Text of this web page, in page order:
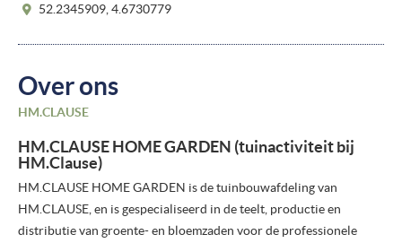
52.2345909, 4.6730779
Over ons
HM.CLAUSE
HM.CLAUSE HOME GARDEN (tuinactiviteit bij
HM.Clause)
HM.CLAUSE HOME GARDEN is de tuinbouwafdeling van
HM.CLAUSE, en is gespecialiseerd in de teelt, productie en
distributie van groente- en bloemzaden voor de professionele